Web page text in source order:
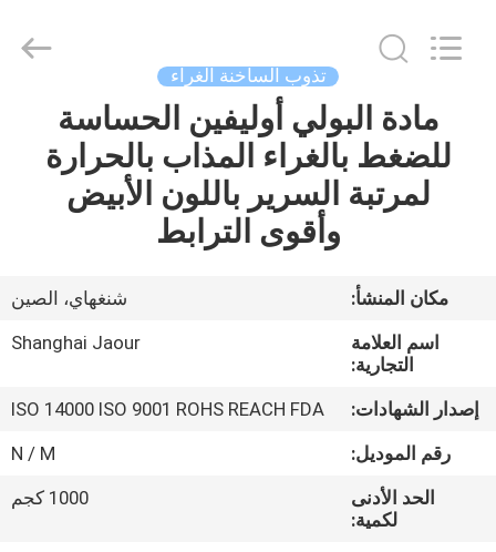
منتجات
المصنع
مراقبة
الجودة
Adhesive
Products
تذوب الساخنة الغراء
مادة البولي أوليفين الحساسة
للضغط بالغراء المذاب بالحرارة
لمرتبة السرير باللون الأبيض
وأقوى الترابط
مكان المنشأ:
شنغهاي، الصين
اسم العلامة
التجارية:
Shanghai Jaour
إصدار الشهادات:
ISO 14000 ISO 9001 ROHS REACH FDA
رقم الموديل:
N / M
الحد الأدنى
لكمية:
1000 كجم